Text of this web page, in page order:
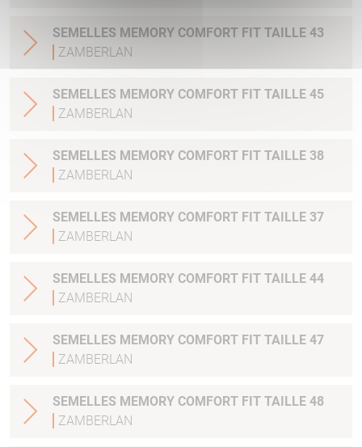
SEMELLES MEMORY COMFORT FIT TAILLE 43
ZAMBERLAN
SEMELLES MEMORY COMFORT FIT TAILLE 45
ZAMBERLAN
SEMELLES MEMORY COMFORT FIT TAILLE 38
ZAMBERLAN
SEMELLES MEMORY COMFORT FIT TAILLE 37
ZAMBERLAN
SEMELLES MEMORY COMFORT FIT TAILLE 44
ZAMBERLAN
SEMELLES MEMORY COMFORT FIT TAILLE 47
ZAMBERLAN
SEMELLES MEMORY COMFORT FIT TAILLE 48
ZAMBERLAN